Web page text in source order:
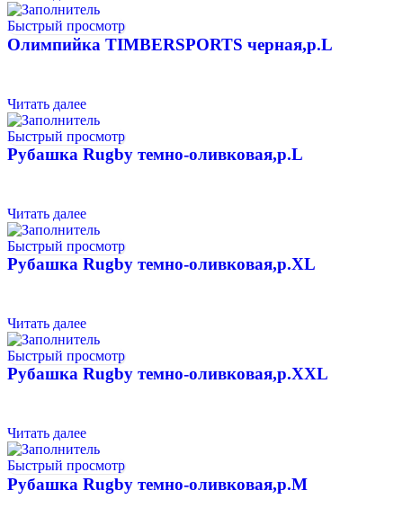
Быстрый просмотр
Олимпийка TIMBERSPORTS черная,р.L
Читать далее
Быстрый просмотр
Рубашка Rugby темно-оливковая,р.L
Читать далее
Быстрый просмотр
Рубашка Rugby темно-оливковая,р.XL
Читать далее
Быстрый просмотр
Рубашка Rugby темно-оливковая,р.XXL
Читать далее
Быстрый просмотр
Рубашка Rugby темно-оливковая,р.М